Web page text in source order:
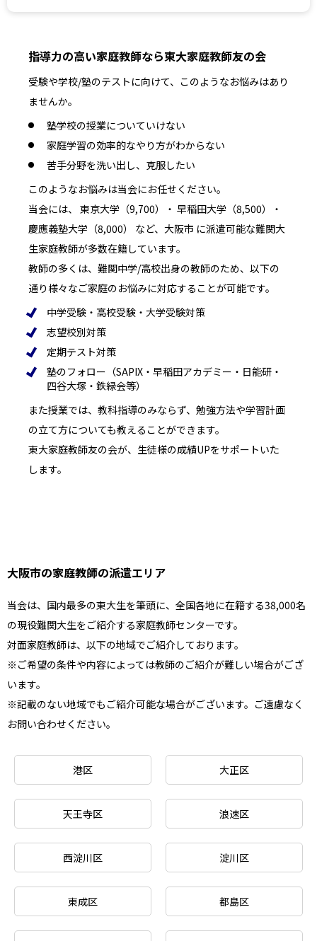
指導力の高い家庭教師なら東大家庭教師友の会
受験や学校/塾のテストに向けて、このようなお悩みはあり
ませんか。
塾学校の授業についていけない
家庭学習の効率的なやり方がわからない
苦手分野を洗い出し、克服したい
このようなお悩みは当会にお任せください。
当会には、 東京大学（9,700）・ 早稲田大学（8,500）・
慶應義塾大学（8,000） など、大阪市 に派遣可能な難関大
生家庭教師が多数在籍しています。
教師の多くは、難関中学/高校出身の教師のため、以下の
通り様々なご家庭のお悩みに対応することが可能です。
中学受験・高校受験・大学受験対策
志望校別対策
定期テスト対策
塾のフォロー（SAPIX・早稲田アカデミー・日能研・
四谷大塚・鉄緑会等）
また授業では、教科指導のみならず、勉強方法や学習計画
の立て方についても教えることができます。
東大家庭教師友の会が、生徒様の成績UPをサポートいた
します。
大阪市の家庭教師の派遣エリア
当会は、国内最多の東大生を筆頭に、全国各地に在籍する38,000名
の現役難関大生をご紹介する家庭教師センターです。
対面家庭教師は、以下の地域でご紹介しております。
※ご希望の条件や内容によっては教師のご紹介が難しい場合がござ
います。
※記載のない地域でもご紹介可能な場合がございます。ご遠慮なく
お問い合わせください。
港区 大正区
天王寺区 浪速区
西淀川区 淀川区
東成区 都島区